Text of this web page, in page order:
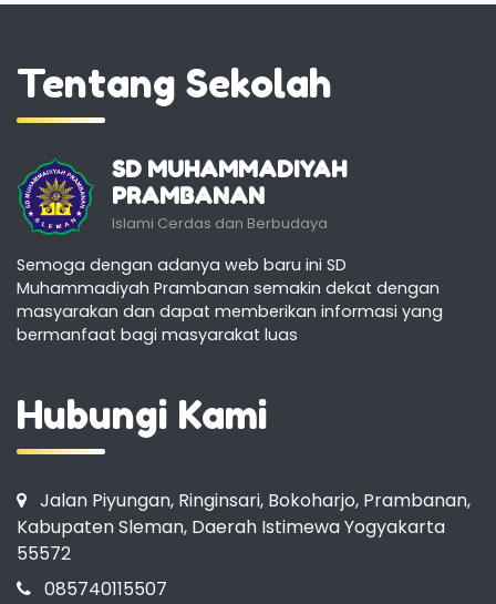
Tentang Sekolah
SD MUHAMMADIYAH
PRAMBANAN
Islami Cerdas dan Berbudaya
Semoga dengan adanya web baru ini SD
Muhammadiyah Prambanan semakin dekat dengan
masyarakan dan dapat memberikan informasi yang
bermanfaat bagi masyarakat luas
Hubungi Kami
Jalan Piyungan, Ringinsari, Bokoharjo, Prambanan,
Kabupaten Sleman, Daerah Istimewa Yogyakarta
55572
085740115507